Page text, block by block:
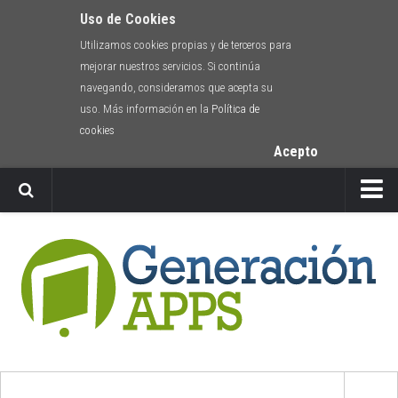
Uso de Cookies
Utilizamos cookies propias y de terceros para
mejorar nuestros servicios. Si continúa
navegando, consideramos que acepta su
uso. Más información en la Política de
cookies
Acepto
Envíanos tu app